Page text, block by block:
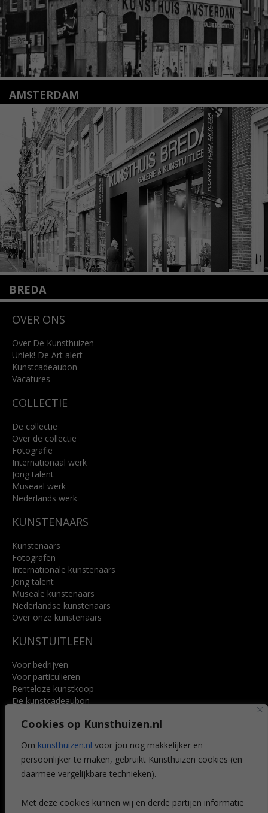
Cookies op Kunsthuizen.nl
Om kunsthuizen.nl voor jou nog makkelijker en
persoonlijker te maken, gebruikt Kunsthuizen cookies (en
daarmee vergelijkbare technieken).
Met deze cookies kunnen wij en derde partijen informatie
AMSTERDAM
Amstelveenseweg 135
1075 VX Amsterdam
+31 (0)20 2332546
info@kunsthuisamsterdam.nl
Lees meer
BREDA
4818 SB Breda
info@kunsthuisbreda.nl
Lees meer
OVER ONS
Over De Kunsthuizen
Uniek! De Art alert
Kunstcadeaubon
Vacatures
COLLECTIE
De collectie
Over de collectie
Fotografie
Internationaal werk
Jong talent
Museaal werk
Nederlands werk
KUNSTENAARS
Kunstenaars
Fotografen
Internationale kunstenaars
Jong talent
Museale kunstenaars
Nederlandse kunstenaars
Over onze kunstenaars
KUNSTUITLEEN
Voor bedrijven
Voor particulieren
Renteloze kunstkoop
De kunstcadeaubon
Voordelen
Veelgestelde vragen
CONTACT
Leiden